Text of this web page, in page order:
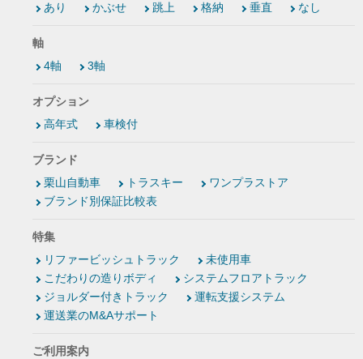
あり
かぶせ 跳上 格納 垂直 なし
軸
4軸
3軸
オプション
高年式
車検付
ブランド
栗山自動車
トラスキー
ワンプラストア
ブランド別保証比較表
特集
リファービッシュトラック
未使用車
こだわりの造りボディ
システムフロアトラック
ジョルダー付きトラック
運転支援システム
運送業のM&Aサポート
ご利用案内